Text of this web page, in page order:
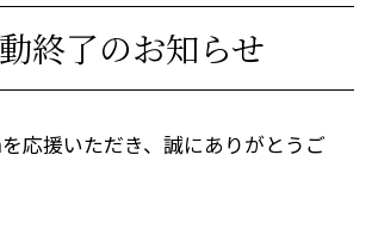
終了のお知らせ
応援いただき、誠にありがとうご